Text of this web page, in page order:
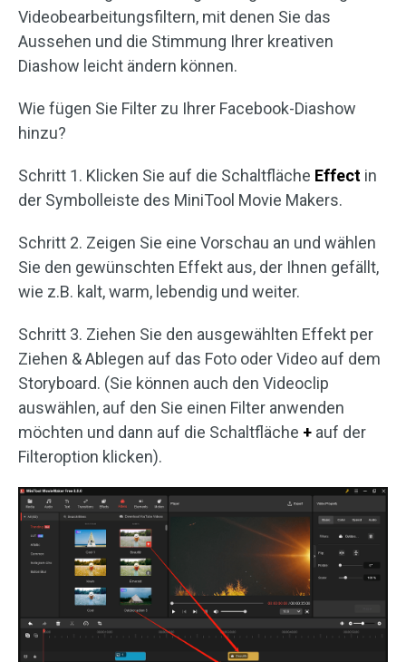
Videobearbeitungsfiltern, mit denen Sie das
Aussehen und die Stimmung Ihrer kreativen
Diashow leicht ändern können.
Wie fügen Sie Filter zu Ihrer Facebook-Diashow
hinzu?
Schritt 1. Klicken Sie auf die Schaltfläche Effect in
der Symbolleiste des MiniTool Movie Makers.
Schritt 2. Zeigen Sie eine Vorschau an und wählen
Sie den gewünschten Effekt aus, der Ihnen gefällt,
wie z.B. kalt, warm, lebendig und weiter.
Schritt 3. Ziehen Sie den ausgewählten Effekt per
Ziehen & Ablegen auf das Foto oder Video auf dem
Storyboard. (Sie können auch den Videoclip
auswählen, auf den Sie einen Filter anwenden
möchten und dann auf die Schaltfläche + auf der
Filteroption klicken).